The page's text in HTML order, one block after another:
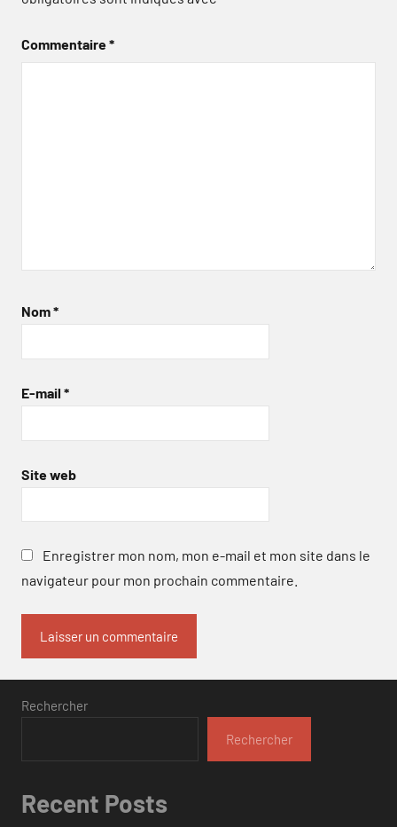
Commentaire*
Nom*
E-mail *
Site web
Enregistrer mon nom, mon e-mail et mon site dans le
navigateur pour mon prochain commentaire.
Rechercher
Rechercher
Recent Posts